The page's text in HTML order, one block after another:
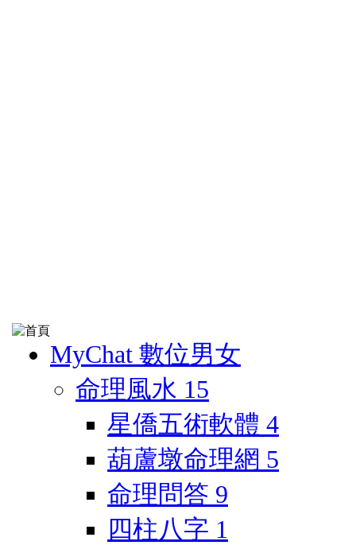
MyChat 數位男女
命理風水 15
星僑五術軟體 4
葫蘆墩命理網 5
命理問答 9
四柱八字 1